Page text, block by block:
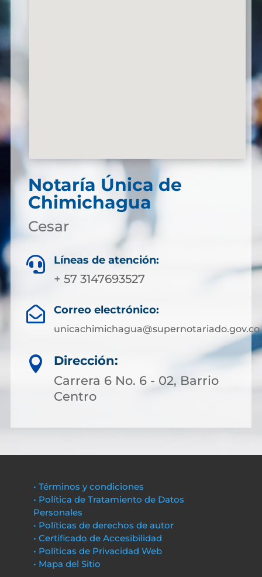
Notaría Única de
Chimichagua
Cesar
 Líneas de atención:
+ 57 3147693527
 Correo electrónico:
unicachimichagua@supernotariado.gov.co

Dirección:
Carrera 6 No. 6 - 02, Barrio
Centro
• Términos y condiciones
• Política de Tratamiento de Datos
Personales
• Políticas de derechos de autor
• Certificado de Accesibilidad
• Políticas de Privacidad Web
• Mapa del Sitio